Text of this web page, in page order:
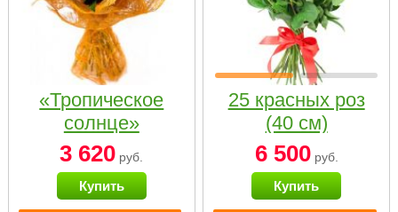
«Тропическое
солнце»
3 620 руб.
Купить
25 красных роз
(40 см)
6 500руб.
Купить